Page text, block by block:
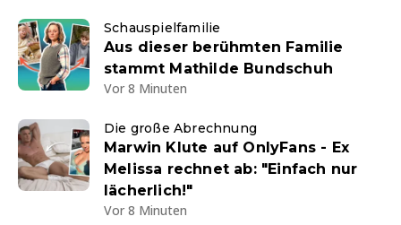
Schauspielfamilie
Aus dieser berühmten Familie
stammt Mathilde Bundschuh
Vor 8 Minuten
Die große Abrechnung
Marwin Klute auf OnlyFans - Ex
Melissa rechnet ab: "Einfach nur
lächerlich!"
Vor 8 Minuten